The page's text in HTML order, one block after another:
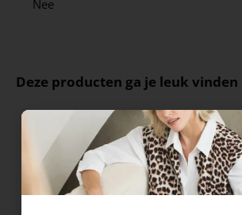
Nee
Deze producten ga je leuk vinden